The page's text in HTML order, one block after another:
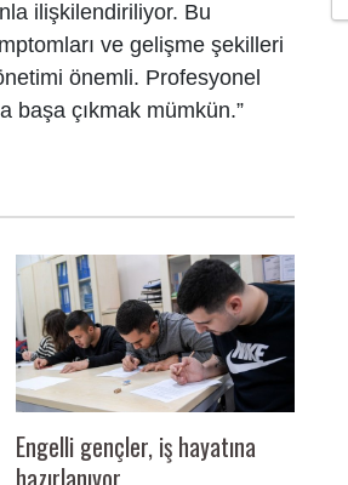
ilişkilendiriliyor. Bu
ve gelişme şekilleri
önemli. Profesyonel
başa çıkmak mümkün.”
Engelli gençler, iş hayatına
hazırlanıyor